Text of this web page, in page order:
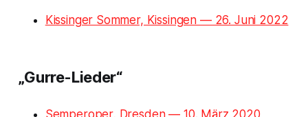
Kissinger Sommer, Kissingen — 26. Juni 2022
„Gurre-Lieder“
Semperoper, Dresden — 10. März 2020